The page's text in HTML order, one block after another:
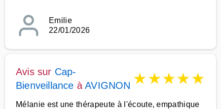
Emilie
22/01/2026
Avis sur Cap-
Bienveillance àAVIGNON ★★★★★
Mélanie est une thérapeute à l'écoute, empathique